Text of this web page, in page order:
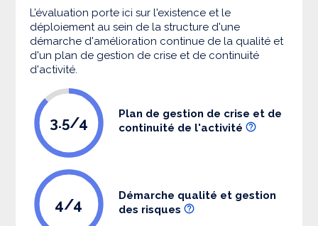
L’évaluation porte ici sur l'existence et le
déploiement au sein de la structure d'une
démarche d'amélioration continue de la qualité et
d'un plan de gestion de crise et de continuité
d'activité.
3.5/4
Plan de gestion de crise et de
continuité de l'activité
4/4
Démarche qualité et gestion
des risques